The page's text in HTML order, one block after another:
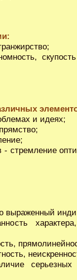
и идеях;
- стремление
выраженный
серьезных